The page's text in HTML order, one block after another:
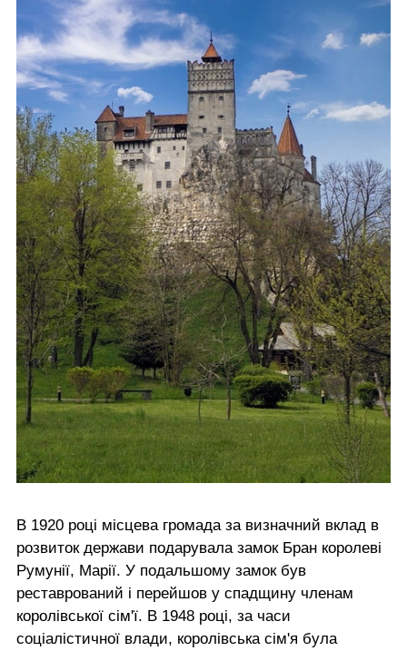
В 1920 році місцева громада за визначний вклад в
розвиток держави подарувала замок Бран королеві
Румунії, Марії. У подальшому замок був
реставрований і перейшов у спадщину членам
королівської сім'ї. В 1948 році, за часи
соціалістичної влади, королівська сім'я була